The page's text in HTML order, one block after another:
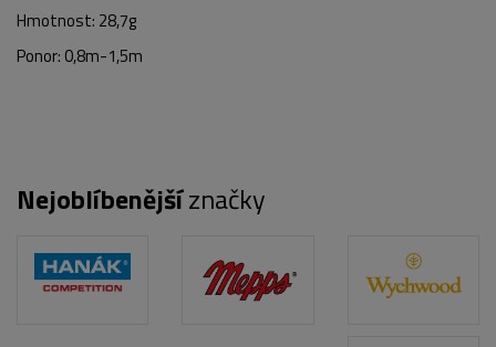
POPIS PRODUKTU FOTO (3)
Hmotnost: 28,7g
Ponor: 0,8m-1,5m
Nejoblíbenějšíznačky